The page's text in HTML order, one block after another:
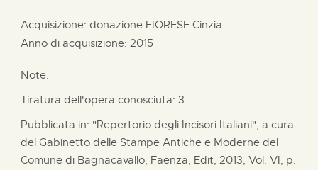
Acquisizione: donazione FIORESE Cinzia
Anno di acquisizione: 2015
Note:
Tiratura dell'opera conosciuta: 3
Pubblicata in: "Repertorio degli Incisori Italiani", a cura
del Gabinetto delle Stampe Antiche e Moderne del
Comune di Bagnacavallo, Faenza, Edit, 2013, Vol. VI, p.